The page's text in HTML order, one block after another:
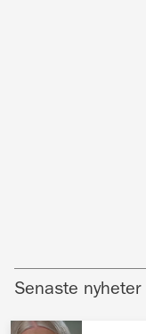
Senaste nyheter